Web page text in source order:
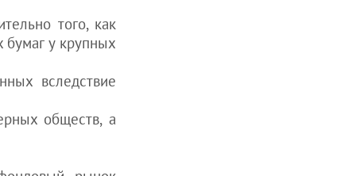
того, как
у крупных
вследствие
обществ, а